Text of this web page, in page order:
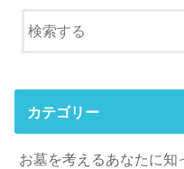
カテゴリー
お墓を考えるあなたに知